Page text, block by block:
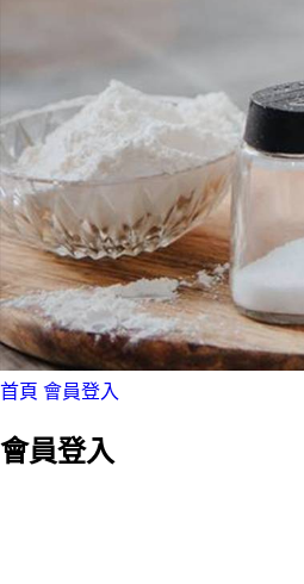
首頁 會員登入
會員登入